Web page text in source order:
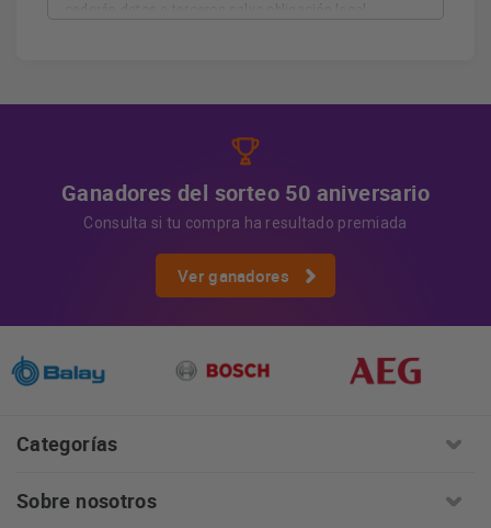
Ganadores del sorteo 50 aniversario
Consulta si tu compra ha resultado premiada
Ver ganadores
Categorías
Sobre nosotros